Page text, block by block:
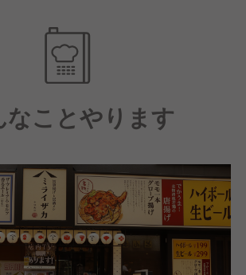
業員は「人が良い」。仕事だけでは
間が見つかる。■ワタミチャレンジ
夢を語る会等従業員のキャリア実現
もあり、この会社にいれば成長でき
づくりに力を入れています。
なことやります